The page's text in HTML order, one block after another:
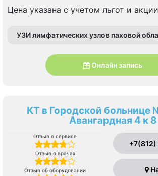
Цена указана с учетом льгот и акции
УЗИ лимфатических узлов паховой
Онлайн запись
КТ в Городской больнице
Авангардная 4 к 8
Отзыв о сервисе
Отзыв о врачах
Отзыв об оборудовании